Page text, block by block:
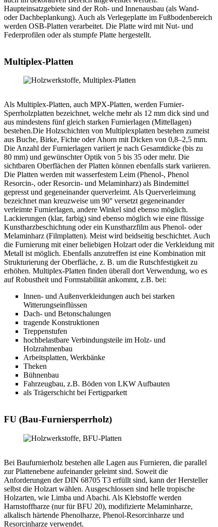
Haupteinsatzgebiete sind der Roh- und Innenausbau (als Wand-
oder Dachbeplankung). Auch als Verlegeplatte im Fußbodenbereich
werden OSB-Platten verarbeitet. Die Platte wird mit Nut- und
Federprofilen oder als stumpfe Platte hergestellt.
Multiplex-Platten
Als Multiplex-Platten, auch MPX-Platten, werden Furnier-
Sperrholzplatten bezeichnet, welche mehr als 12 mm dick sind und
aus mindestens fünf gleich starken Furnierlagen (Mittellagen)
bestehen.Die Holzschichten von Multiplexplatten bestehen zumeist
aus Buche, Birke, Fichte oder Ahorn mit Dicken von 0,8–2,5 mm.
Die Anzahl der Furnierlagen variiert je nach Gesamtdicke (bis zu
80 mm) und gewünschter Optik von 5 bis 35 oder mehr. Die
sichtbaren Oberflächen der Platten können ebenfalls stark variieren.
Die Platten werden mit wasserfestem Leim (Phenol-, Phenol
Resorcin-, oder Resorcin- und Melaminharz) als Bindemittel
gepresst und gegeneinander querverleimt. Als Querverleimung
bezeichnet man kreuzweise um 90° versetzt gegeneinander
verleimte Furnierlagen, andere Winkel sind ebenso möglich.
Lackierungen (klar, farbig) sind ebenso möglich wie eine flüssige
Kunstharzbeschichtung oder ein Kunstharzfilm aus Phenol- oder
Melaminharz (Filmplatten). Meist wird beidseitig beschichtet. Auch
die Furnierung mit einer beliebigen Holzart oder die Verkleidung mit
Metall ist möglich. Ebenfalls anzutreffen ist eine Kombination mit
Strukturierung der Oberfläche, z. B. um die Rutschfestigkeit zu
erhöhen. Multiplex-Platten finden überall dort Verwendung, wo es
auf Robustheit und Formstabilität ankommt, z.B. bei:
Innen- und Außenverkleidungen auch bei starken
Witterungseinflüssen
Dach- und Betonschalungen
tragende Konstruktionen
Treppenstufen
hochbelastbare Verbindungsteile im Holz- und
Holzrahmenbau
Arbeitsplatten, Werkbänke
Theken
Bühnenbau
Fahrzeugbau, z.B. Böden von LKW Aufbauten
als Trägerschicht bei Fertigparkett
FU (Bau-Furniersperrholz)
Bei Baufurnierholz bestehen alle Lagen aus Furnieren, die parallel
zur Plattenebene aufeinander geleimt sind. Soweit die
Anforderungen der DIN 68705 T3 erfüllt sind, kann der Hersteller
selbst die Holzart wählen. Ausgeschlossen sind helle tropische
Holzarten, wie Limba und Abachi. Als Klebstoffe werden
Harnstoffharze (nur für BFU 20), modifizierte Melaminharze,
alkalisch härtende Phenolharze, Phenol-Resorcinharze und
Resorcinharze verwendet.